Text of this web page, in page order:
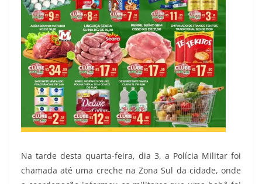
Na tarde desta quarta-feira, dia 3, a Polícia Militar foi
chamada até uma creche na Zona Sul da cidade, onde